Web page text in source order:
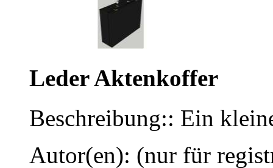
Leder Aktenkoffer
Beschreibung:: Ein
Autor(en): (nur für